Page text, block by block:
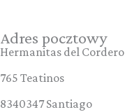
Adres pocztowy
Hermanitas del Cordero
765 Teatinos
8340347 Santiago